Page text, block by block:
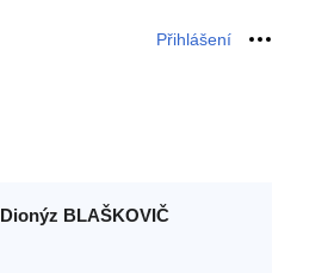
Přihlášení Osobní
Dionýz BLAŠKOVIČ